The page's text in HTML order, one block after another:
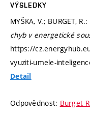
VÝSLEDKY
MYŠKA, V.; BURGET, R.:
chyb v energetické
https://
vyuziti-umele-
Detail
Odpovědnost: Burget